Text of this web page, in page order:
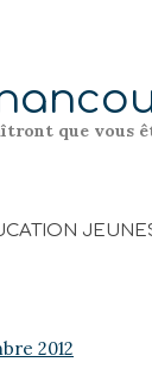
que vous
2012